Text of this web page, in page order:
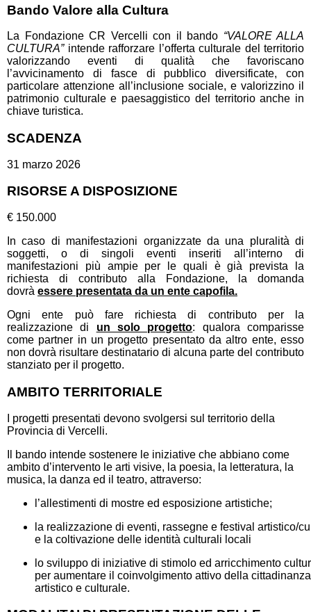
Bando Valore alla Cultura
La Fondazione CR Vercelli con il bando “VALORE ALLA
CULTURA” intende rafforzare l’offerta culturale del territorio
valorizzando eventi di qualità che favoriscano
l’avvicinamento di fasce di pubblico diversificate, con
particolare attenzione all’inclusione sociale, e valorizzino il
patrimonio culturale e paesaggistico del territorio anche in
chiave turistica.
SCADENZA
31 marzo 2026
RISORSE A DISPOSIZIONE
€ 150.000
In caso di manifestazioni organizzate da una pluralità di
soggetti, o di singoli eventi inseriti all’interno di
manifestazioni più ampie per le quali è già prevista la
richiesta di contributo alla Fondazione, la domanda
dovrà essere presentata da un ente capofila.
Ogni ente può fare richiesta di contributo per la
realizzazione di un solo progetto: qualora comparisse
come partner in un progetto presentato da altro ente, esso
non dovrà risultare destinatario di alcuna parte del contributo
stanziato per il progetto.
AMBITO TERRITORIALE
I progetti presentati devono svolgersi sul territorio della
Provincia di Vercelli.
Il bando intende sostenere le iniziative che abbiano come
ambito d’intervento le arti visive, la poesia, la letteratura, la
musica, la danza ed il teatro, attraverso:
l’allestimenti di mostre ed esposizione artistiche;
la realizzazione di eventi, rassegne e festival artistico/
e la coltivazione delle identità culturali locali
lo sviluppo di iniziative di stimolo ed arricchimento
per aumentare il coinvolgimento attivo della
artistico e culturale.